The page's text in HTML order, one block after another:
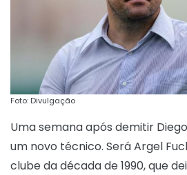
Foto: Divulgação
Uma semana após demitir
um novo técnico. Será Argel
clube da década de 1990, que